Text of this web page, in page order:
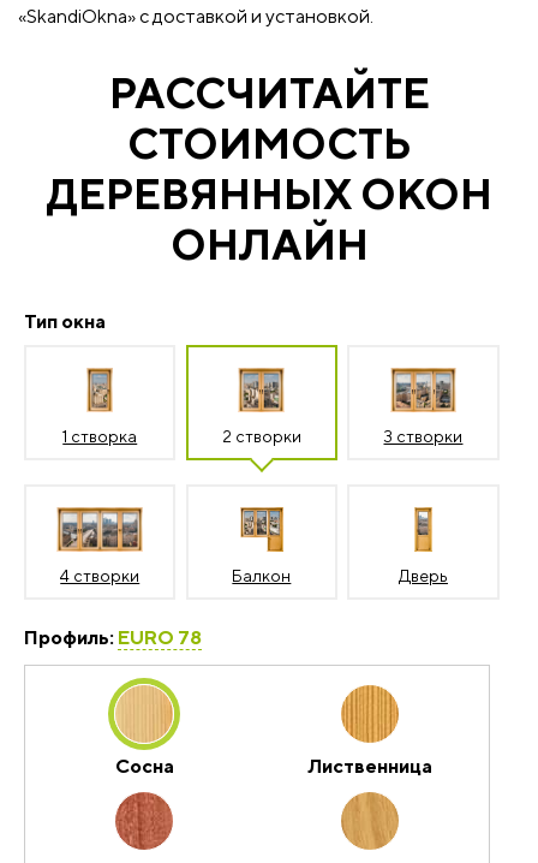
«SkandiOkna» с доставкой и установкой.
РАССЧИТАЙТЕ
СТОИМОСТЬ
ДЕРЕВЯННЫХ ОКОН
ОНЛАЙН
Тип окна
1 створка 2 створки 3 створки
4 створки Балкон Дверь
Профиль: EURO 78
Сосна Лиственница